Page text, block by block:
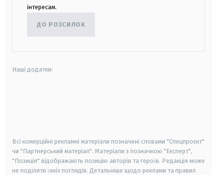
інтересам.
ДО РОЗСИЛОК
Наші додатки:
Всі комерційні рекламні матеріали позначені словами "Спецпроєкт"
чи "Партнерський матеріал". Матеріали з позначкою "Експерт",
"Позиція" відображають позицію авторів та героїв. Редакція може
не поділяти їхніх поглядів. Детальніше щодо реклами та правил